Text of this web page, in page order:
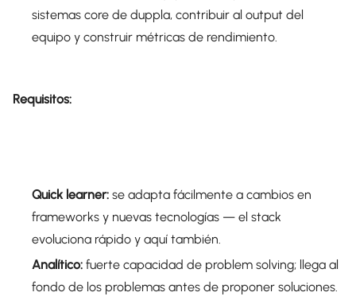
sistemas core de duppla, contribuir al output del
equipo y construir métricas de rendimiento.
Requisitos:
Quick learner: se adapta fácilmente a cambios en
frameworks y nuevas tecnologías — el stack
evoluciona rápido y aquí también.
Analítico: fuerte capacidad de problem solving; llega al
fondo de los problemas antes de proponer soluciones.